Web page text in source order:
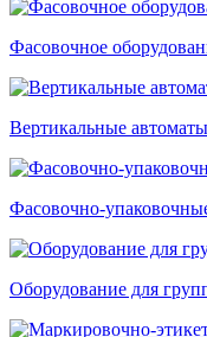
Фасовочное
Вертикальные автоматы
Фасовочно-
Оборудование для